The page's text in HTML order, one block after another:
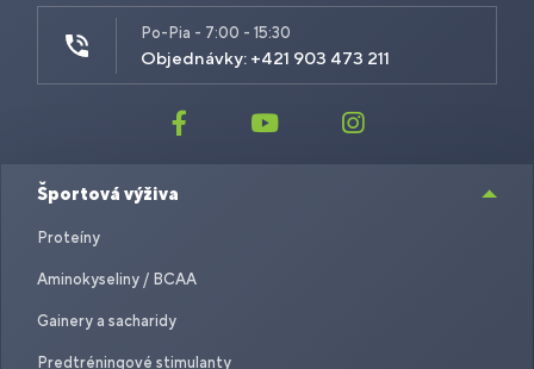
Po-Pia - 7:00 - 15:30
Objednávky: +421 903 473 211
Športová výživa
Proteíny
Aminokyseliny / BCAA
Gainery a sacharidy
Predtréningové stimulanty